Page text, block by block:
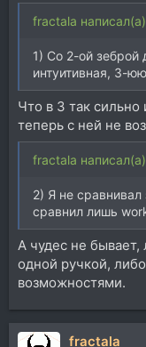
fractala
1) Со 2-ой зеброй
интуитивная, 3-
Что в 3 так сильно
теперь с ней не
fractala
2) Я не
сравнил лишь
А чудес не
одной ручкой,
возможностями.
fractala